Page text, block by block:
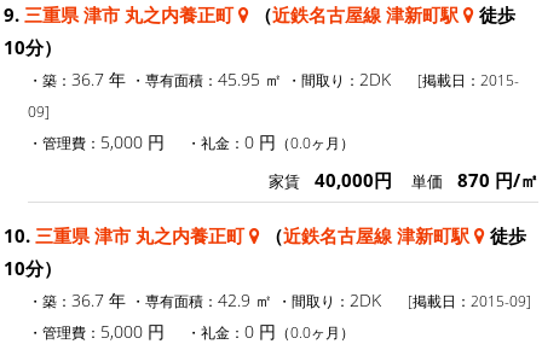
9. 三重県 津市 丸之内養正町 （近鉄名古屋線 津新町駅
徒歩
10分）
・築： 36.7 年 ・専有面積： 45.95 ㎡ ・間取り： 2DK
[掲載日：2015-
09]
・管理費： 5,000 円 ・礼金： 0 円 （0.0ヶ月）
家賃 40,000円 単価 870 円/㎡
10. 三重県 津市 丸之内養正町 （近鉄名古屋線 津新町駅
徒歩
10分）
・築： 36.7 年 ・専有面積： 42.9 ㎡ ・間取り： 2DK
[掲載日：2015-09]
・管理費： 5,000 円 ・礼金： 0 円 （0.0ヶ月）